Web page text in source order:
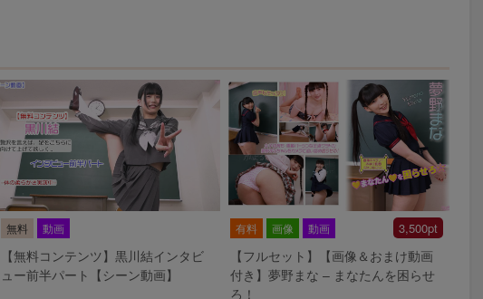
無料 動画
【無料コンテンツ】黒川結インタビ
ュー前半パート【シーン動画】
3,500pt
有料 画像 動画
【フルセット】【画像＆おまけ動画
付き】夢野まな – まなたんを困らせ
ろ！